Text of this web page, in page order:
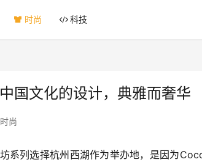
时尚 科技
国文化的设计，典雅而奢华
时尚
系列选择杭州西湖作为举办地，是因为